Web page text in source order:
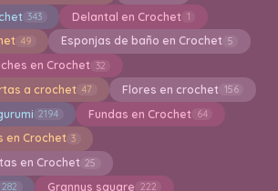
343 Delantal en Crochet 1
49 Esponjas de baño en Crochet 5
en Crochet 32
a crochet 47 Flores en crochet 156
2194 Fundas en Crochet 64
en Crochet 3
en Crochet 25
282 Grannys square 222